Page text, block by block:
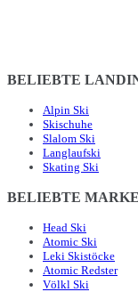
BELIEBTE
Alpin Ski
Skischuhe
Slalom Ski
Langlaufski
Skating Ski
BELIEBTE
Head Ski
Atomic Ski
Leki Skistöcke
Atomic Redster
Völkl Ski